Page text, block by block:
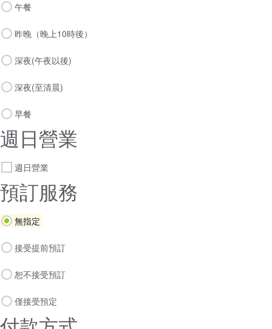
午餐
昨晚（晚上10時後）
深夜(午夜以後)
深夜(至清晨)
早餐
週日營業
週日營業
預訂服務
無指定
接受提前預訂
恕不接受預訂
僅接受預定